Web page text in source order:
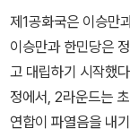
제1공화국은 이승만
이승만과 한민당은
고 대립하기 시작했
정에서, 2라운드는
연합이 파열음을 내